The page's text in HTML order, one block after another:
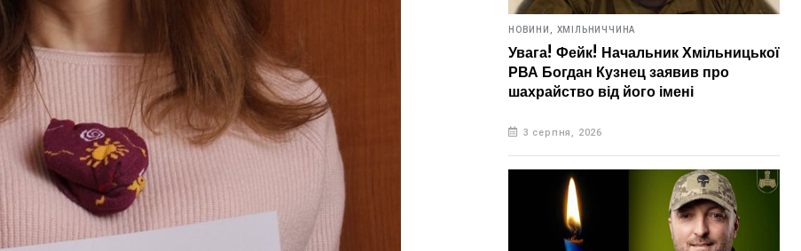
НОВИНИ, ХМІЛЬНИЧЧИНА
Увага! Фейк! Начальник Хмільницької
РВА Богдан Кузнец заявив про
шахрайство від його імені
3 серпня, 2026